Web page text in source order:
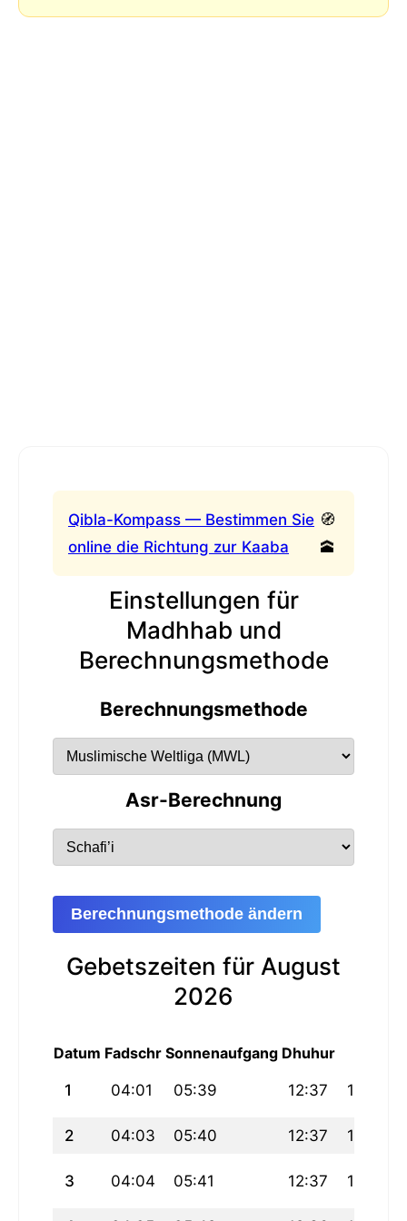
Qibla-Kompass — Bestimmen Sie
online die Richtung zur Kaaba
🧭
🕋
Einstellungen für
Madhhab und
Berechnungsmethode
Berechnungsmethode
Asr-Berechnung
Berechnungsmethode ändern
Gebetszeiten für August
2026
Datum Fadschr Sonnenaufgang Dhuhur
1 04:01 05:39 12:37 16:23
2 04:03 05:40 12:37 16:23
3 04:04 05:41 12:37 16:22